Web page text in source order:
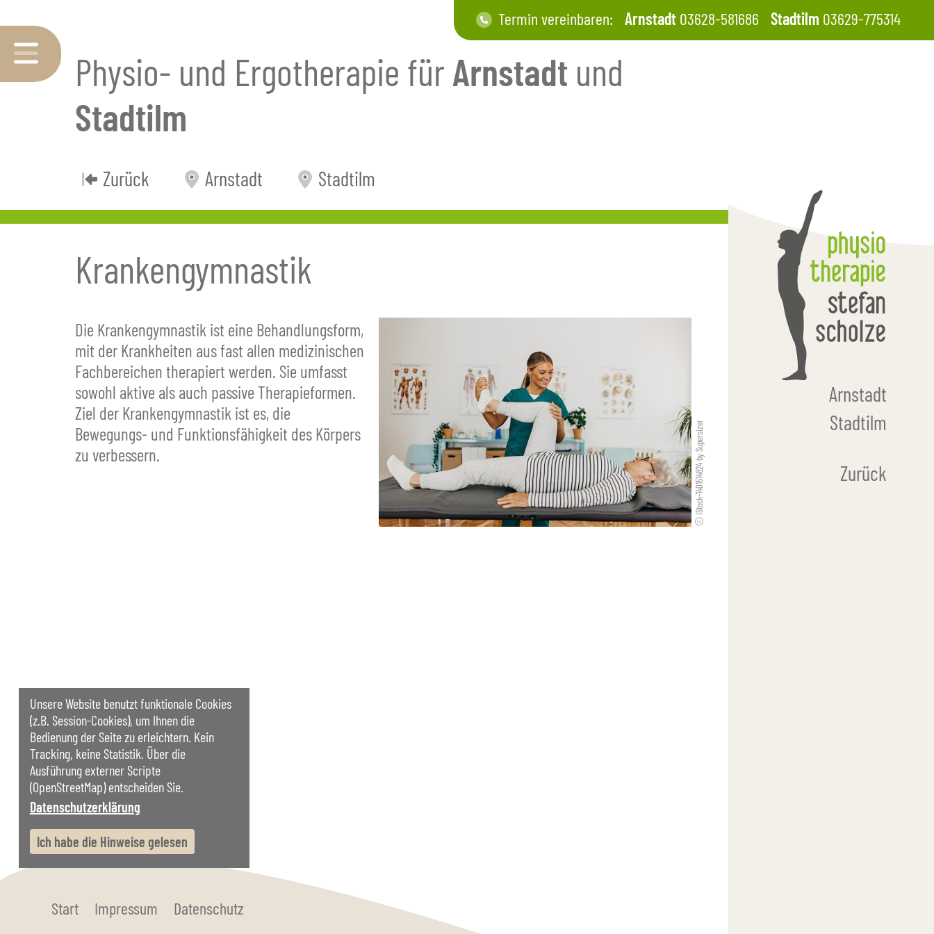
Termin vereinbaren: Arnstadt 03628-581686 Stadtilm 03629-775314
Arnstadt
Stadtilm
Zurück
Physio- und Ergotherapie fürArnstadt und
Stadtilm
Zurück Arnstadt Stadtilm
Krankengymnastik
iStock-1401514824 by Supersizer
Die Krankengymnastik ist eine Behandlungsform,
mit der Krankheiten aus fast allen medizinischen
Fachbereichen therapiert werden. Sie umfasst
sowohl aktive als auch passive Therapieformen.
Ziel der Krankengymnastik ist es, die
Bewegungs- und Funktionsfähigkeit des Körpers
zu verbessern.
Start Impressum Datenschutz
Unsere Website benutzt funktionale Cookies
(z.B. Session-Cookies), um Ihnen die
Bedienung der Seite zu erleichtern. Kein
Tracking, keine Statistik. Über die
Ausführung externer Scripte
(OpenStreetMap) entscheiden Sie.
Datenschutzerklärung
Ich habe die Hinweise gelesen